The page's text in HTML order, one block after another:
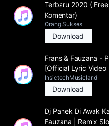
Terbaru 2020 (
Komentar)
Orang Sukses
Download
Frans & Fauzana -
[Official Lyric Video
InsictechMusicland
Download
Dj Panek Di Awak
Fauzana | Remix